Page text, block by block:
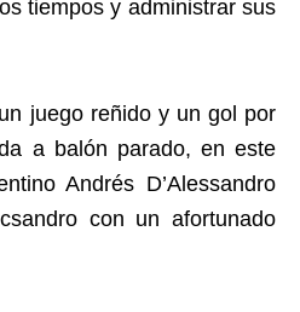
tiempos y administrar sus
juego reñido y un gol por
a balón parado, en este
Andrés D’Alessandro
con un afortunado